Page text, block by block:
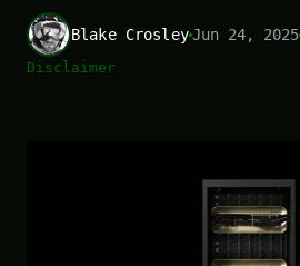
Blake CrosleyJun 24, 2025
Disclaimer